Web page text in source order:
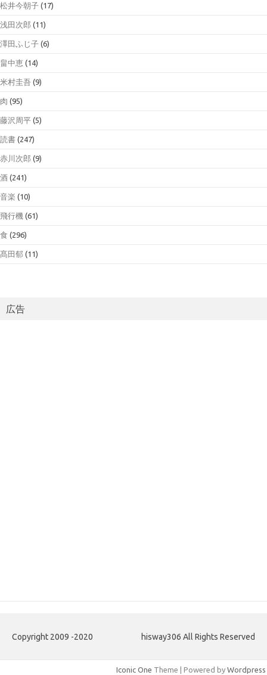
松井今朝子 (17)
浅田次郎 (11)
澤田ふじ子 (6)
畠中恵 (14)
米村圭吾 (9)
肉 (95)
藤沢周平 (5)
読書 (247)
赤川次郎 (9)
酒 (241)
音楽 (10)
飛行機 (61)
食 (296)
髙田郁 (11)
広告
Copyright 2009 -2020 hisway306 All Rights Reserved
Iconic One Theme | Powered by Wordpress